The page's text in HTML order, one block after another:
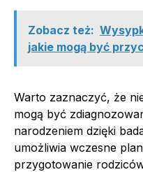
Zobacz też:
jakie mogą być
Warto zaznaczyć, że
mogą być
narodzeniem dzięki
umożliwia wczesne
przygotowanie